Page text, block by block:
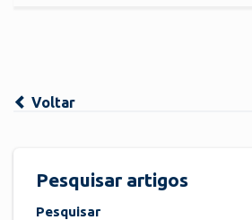
Voltar
Pesquisar artigos
Pesquisar